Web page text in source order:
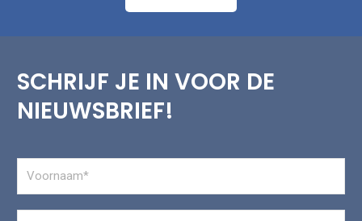
SCHRIJF JE IN VOOR DE
NIEUWSBRIEF!